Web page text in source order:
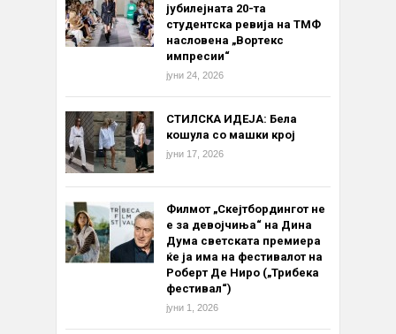
јубилејната 20-та
студентска ревија на ТМФ
насловена „Вортекс
импресии“
јуни 24, 2026
СТИЛСКА ИДЕЈА: Бела
кошула со машки крој
јуни 17, 2026
Филмот „Скејтбордингот не
е за девојчиња“ на Дина
Дума светската премиера
ќе ја има на фестивалот на
Роберт Де Ниро („Трибека
фестивал“)
јуни 1, 2026